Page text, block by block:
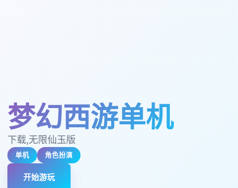
梦幻西游单机
下载,无限仙玉版
单机 角色扮演
开始游玩